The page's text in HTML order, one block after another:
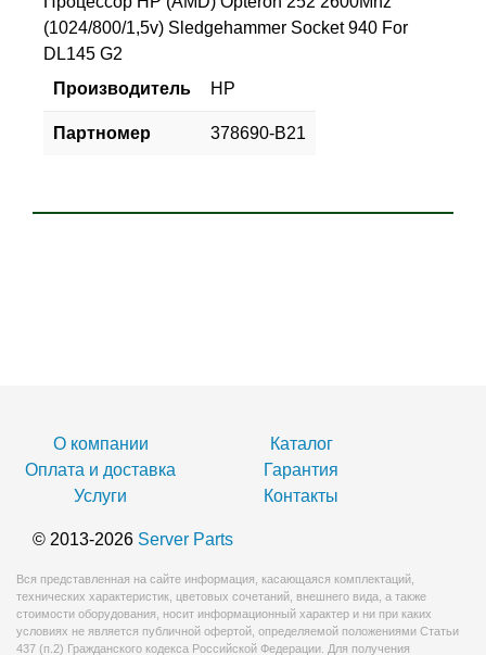
(1024/800/1,5v) Sledgehammer Socket 940 For
DL145 G2
Производитель
HP
Партномер 378690-B21
О компании
Каталог
Оплата и доставка
Гарантия
Услуги
Контакты
© 2013-2026 Server Parts
Вся представленная на сайте информация, касающаяся комплектаций,
технических характеристик, цветовых сочетаний, внешнего вида, а также
стоимости оборудования, носит информационный характер и ни при каких
условиях не является публичной офертой, определяемой положениями Статьи
437 (п.2) Гражданского кодекса Российской Федерации. Для получения